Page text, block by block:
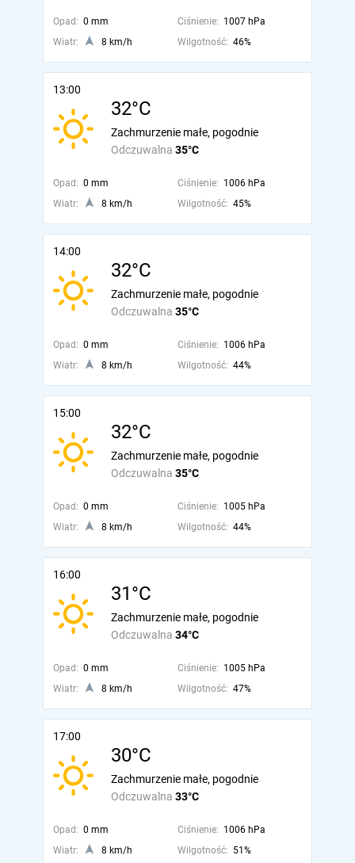
Opad: 0 mm Ciśnienie: 1007 hPa
Wiatr:
8 km/h Wilgotność: 46%
13:00
32°C
Odczuwalna 35°C
Zachmurzenie małe, pogodnie
Opad: 0 mm Ciśnienie: 1006 hPa
Wiatr:
8 km/h Wilgotność: 45%
14:00
32°C
Odczuwalna 35°C
Zachmurzenie małe, pogodnie
Opad: 0 mm Ciśnienie: 1006 hPa
Wiatr:
8 km/h Wilgotność: 44%
15:00
32°C
Odczuwalna 35°C
Zachmurzenie małe, pogodnie
Opad: 0 mm Ciśnienie: 1005 hPa
Wiatr:
8 km/h Wilgotność: 44%
16:00
31°C
Odczuwalna 34°C
Zachmurzenie małe, pogodnie
Opad: 0 mm Ciśnienie: 1005 hPa
Wiatr:
8 km/h Wilgotność: 47%
17:00
30°C
Odczuwalna 33°C
Zachmurzenie małe, pogodnie
Opad: 0 mm Ciśnienie: 1006 hPa
Wiatr:
8 km/h Wilgotność: 51%